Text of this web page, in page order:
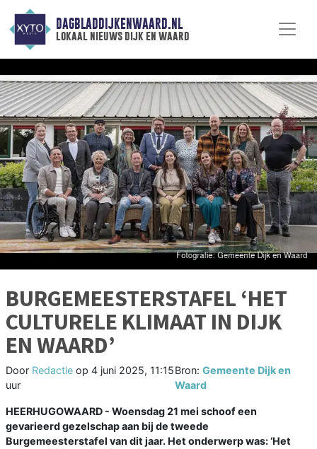
DAGBLADDIJKENWAARD.NL
lokaal nieuws dijk en waard
BURGEMEESTERSTAFEL ‘HET
CULTURELE KLIMAAT IN DIJK
EN WAARD’
Door Redactie op 4 juni 2025, 11:15
uur
Bron:Gemeente Dijk en
Waard
HEERHUGOWAARD - Woensdag 21 mei schoof een
gevarieerd gezelschap aan bij de tweede
Burgemeesterstafel van dit jaar. Het onderwerp was: ‘Het